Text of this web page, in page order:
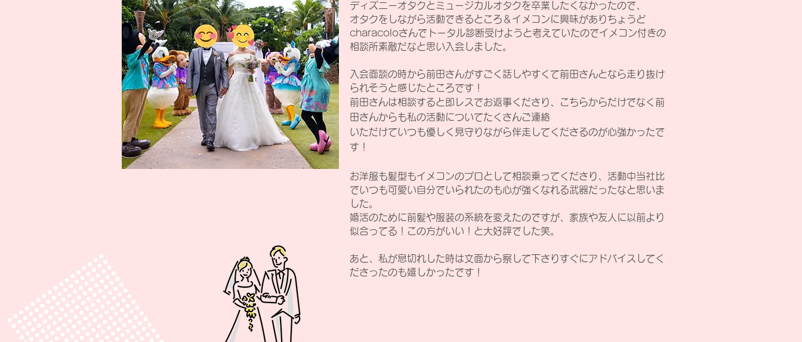
ディズニーオタクとミュージカルオタクを卒業したくなかったので、
オタクをしながら活動できるところ＆イメコンに興味がありちょうど
characoloさんでトータル診断受けようと考えていたのでイメコン付きの
相談所素敵だなと思い入会しました。
入会面談の時から前田さんがすごく話しやすくて前田さんとなら走り抜け
られそうと感じたところです！
前田さんは相談すると即レスでお返事くださり、 こちらからだけでなく前
田さんからも私の活動についてたくさんご連絡
いただけていつも優しく見守りながら伴走してくださるのが心強かったで
す！
お洋服も髪型もイメコンのプロとして相談乗ってくださり、活動中当社比
でいつも可愛い自分でいられたのも心が強くなれる武器だったなと思いま
した。
婚活のために前髪や服装の系統を変えたのですが、家族や友人に以前より
似合ってる！この方がいい！と大好評でした笑。
あと、私が息切れした時は文面から察して下さりすぐにアドバイスしてく
ださったのも嬉しかったです！